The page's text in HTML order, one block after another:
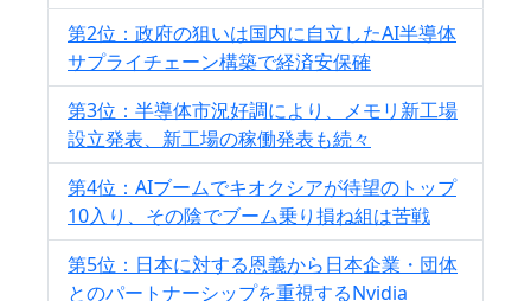
第2位：政府の狙いは国内に自立したAI半導体
サプライチェーン構築で経済安保確
第3位：半導体市況好調により、メモリ新工場
設立発表、新工場の稼働発表も続々
第4位：AIブームでキオクシアが待望のトップ
10入り、その陰でブーム乗り損ね組は苦戦
第5位：日本に対する恩義から日本企業・団体
とのパートナーシップを重視するNvidia